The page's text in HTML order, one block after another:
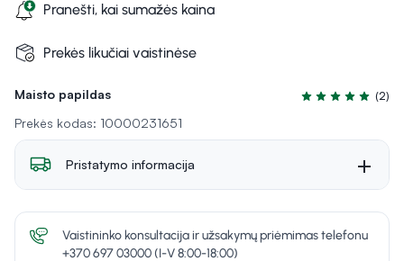
Maisto papildas
Įvertinimas 5.0
(2)
Prekės kodas: 10000231651
Pranešti, kai sumažės kaina
Prekės likučiai vaistinėse
Pristatymo informacija
Vaistininko konsultacija ir užsakymų priėmimas telefonu
+370 697 03000 (I-V 8:00-18:00)